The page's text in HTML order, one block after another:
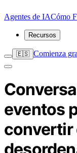
Agentes de IACómo
Recursos
🇪🇸 Comienza
eventos
convertir